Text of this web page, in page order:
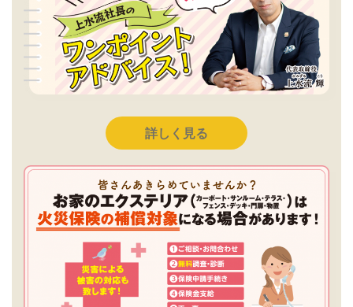
詳しく見る